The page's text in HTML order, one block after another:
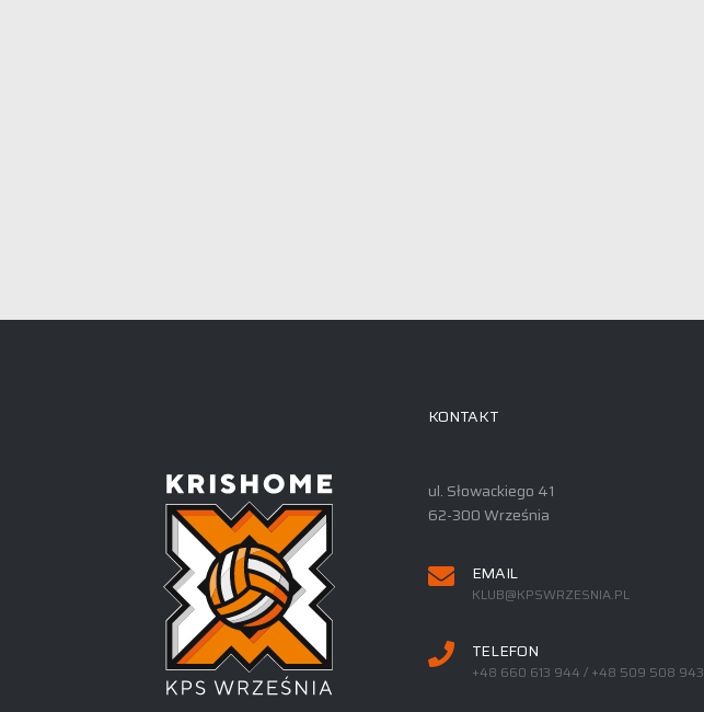
KONTAKT
ul. Słowackiego 41
62-300 Września
EMAIL
KLUB@KPSWRZESNIA.PL
TELEFON
+48 660 613 944 / +48 509 508 943